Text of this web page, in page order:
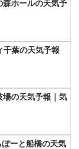
森ホールの天気予
千葉の天気予報
場の天気予報｜気
ーと船橋の天気